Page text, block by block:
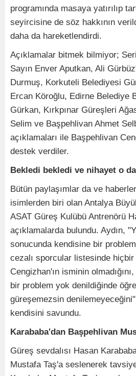
programında masaya yatırılıp
seyircisine de söz hakkının
daha da hareketlendirdi.
Açıklamalar bitmek bilmiyor;
Sayın Enver Aputkan, Ali
Durmuş, Korkuteli Belediyesi
Ercan Köroğlu, Edirne Belediye
Gürkan, Kırkpınar Güreşleri
Selim ve Başpehlivan Ahmet
açıklamaları ile Başpehlivan
destek verdiler.
Bekledi bekledi ve nihayet o
Bütün paylaşımlar da ve
isimlerden biri olan Antalya
ASAT Güreş Kulübü Antrenörü
açıklamalarda bulundu. Aydın,
sonucunda kendisine bir
cezalı sporcular listesinde
Cengizhan'ın isminin
bir problem yok denildiğinde
güreşemezsin
kendisini savundu.
Karababa'dan Başpehlivan
Güreş sevdalısı Hasan
Mustafa Taş'a seslenerek